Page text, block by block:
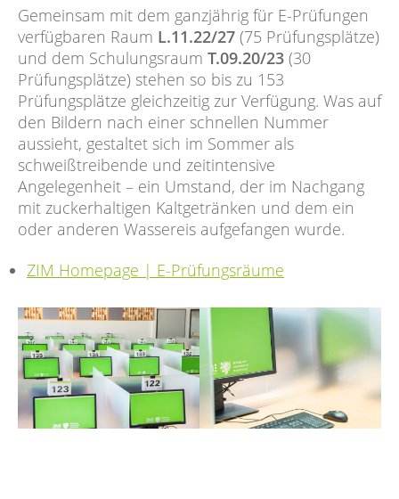
Gemeinsam mit dem ganzjährig für E-Prüfungen
verfügbaren Raum L.11.22/27 (75 Prüfungsplätze)
und dem Schulungsraum T.09.20/23 (30
Prüfungsplätze) stehen so bis zu 153
Prüfungsplätze gleichzeitig zur Verfügung. Was auf
den Bildern nach einer schnellen Nummer
aussieht, gestaltet sich im Sommer als
schweißtreibende und zeitintensive
Angelegenheit – ein Umstand, der im Nachgang
mit zuckerhaltigen Kaltgetränken und dem ein
oder anderen Wassereis aufgefangen wurde.
ZIM Homepage | E-Prüfungsräume